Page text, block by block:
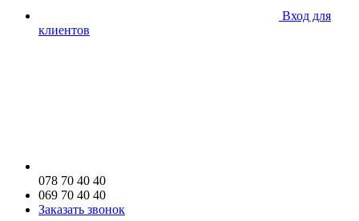
Вход для
клиентов
078 70 40 40
069 70 40 40
Заказать звонок